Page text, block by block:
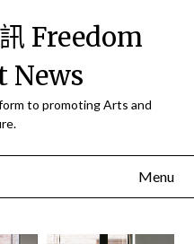
Freedom
News
to promoting Arts and
Menu